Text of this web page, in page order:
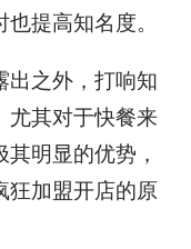
提高知名度。
出之外，打响知
尤其对于快餐来
明显的优势，
狂加盟开店的原